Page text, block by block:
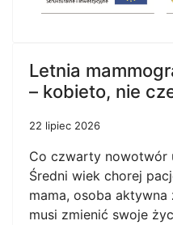
Letnia
– kobieto, nie
22 lipiec 2026
Co czwarty nowotwór
Średni wiek chorej
mama, osoba
musi zmienić swoje